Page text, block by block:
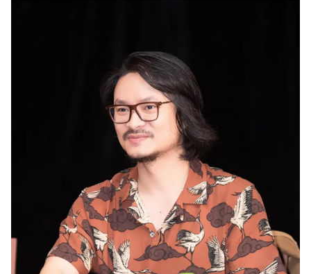
Đài Truyền hình Việt Nam
Thời báo VTV
Giấy phép hoạt động báo in và báo điện tử số 483/GP-BTTTT
Tổng Biên tập:Vũ Thanh Thủy
Phó Tổng Biên tập:Nguyễn Thị Mỹ Hạnh, Phạm Quốc Thắng,
Nguyễn Trọng Ninh
Tổng đài VTV: 024.38 355 931 - 024.38 355 932
Ðiện thoại Thời báo VTV:024.66 897 897